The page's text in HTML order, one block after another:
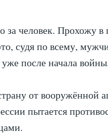
за человек. Прохожу в
судя по всему,
после начала
от вооружённой
пытается